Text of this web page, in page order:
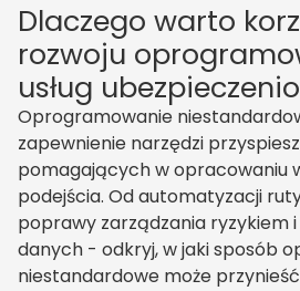
Dlaczego warto
rozwoju
usług
Oprogramowanie
zapewnienie narzędzi
pomagających w opracowaniu
podejścia. Od automatyzacji
poprawy zarządzania ryzykiem
danych - odkryj, w jaki sposób
niestandardowe może